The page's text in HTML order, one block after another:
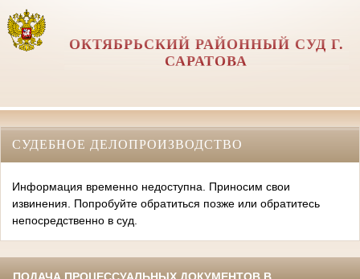
ОКТЯБРЬСКИЙ РАЙОННЫЙ СУД Г.
САРАТОВА
СУДЕБНОЕ ДЕЛОПРОИЗВОДСТВО
Информация временно недоступна. Приносим свои
извинения. Попробуйте обратиться позже или обратитесь
непосредственно в суд.